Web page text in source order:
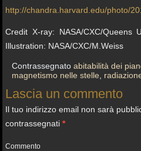
http://chandra.harvard.edu/photo/
Credit X-ray: NASA/CXC/Queens
Illustration: NASA/CXC/M.Weiss
Contrassegnato abitabilità dei
magnetismo nelle stelle
Lascia un commento
Il tuo indirizzo email non sarà
contrassegnati*
Commento